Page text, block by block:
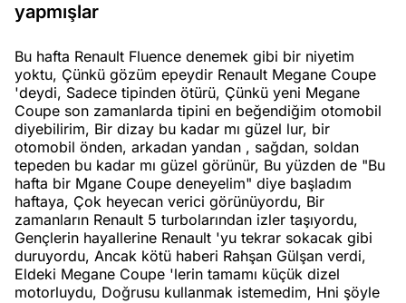
umutlu
ister
Ağustos
3, 2026
yerde
şeye ne
Köşe
Yazıları
Spor
Yazıları
Yazıları
yapmışlar
Bu hafta Renault Fluence denemek gibi bir niyetim
yoktu, Çünkü gözüm epeydir Renault Megane Coupe
'deydi, Sadece tipinden ötürü, Çünkü yeni Megane
Coupe son zamanlarda tipini en beğendiğim otomobil
diyebilirim, Bir dizay bu kadar mı güzel lur, bir
otomobil önden, arkadan yandan , sağdan, soldan
tepeden bu kadar mı güzel görünür, Bu yüzden de "Bu
hafta bir Mgane Coupe deneyelim" diye başladım
haftaya, Çok heyecan verici görünüyordu, Bir
zamanların Renault 5 turbolarından izler taşıyordu,
Gençlerin hayallerine Renault 'yu tekrar sokacak gibi
duruyordu, Ancak kötü haberi Rahşan Gülşan verdi,
Eldeki Megane Coupe 'lerin tamamı küçük dizel
motorluydu, Doğrusu kullanmak istemedim, Hni şöyle